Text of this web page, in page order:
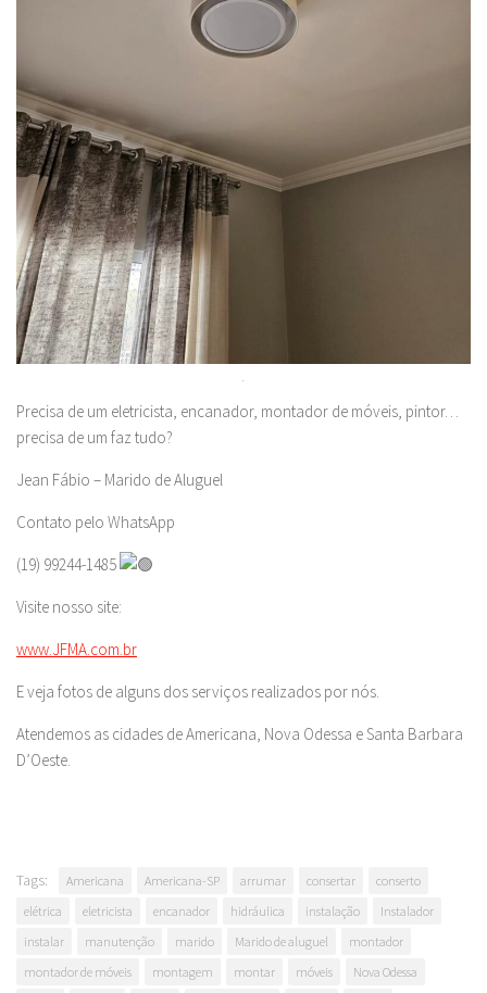
.
Precisa de um eletricista, encanador, montador de móveis, pintor…
precisa de um faz tudo?
Jean Fábio – Marido de Aluguel
Contato pelo WhatsApp
(19) 99244-1485
Visite nosso site:
www.JFMA.com.br
E veja fotos de alguns dos serviços realizados por nós.
Atendemos as cidades de Americana, Nova Odessa e Santa Barbara
D’Oeste.
Tags: Americana Americana-SP arrumar consertar
conserto
elétrica
eletricista encanador hidráulica instalação
Instalador
instalar
manutenção marido Marido de aluguel
montador
montador de móveis
montagem montar móveis
Nova Odessa